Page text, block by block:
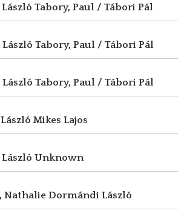
László Tabory, Paul / Tábori Pál
László Tabory, Paul / Tábori Pál
László Tabory, Paul / Tábori Pál
Mikes Lajos
László Unknown
Nathalie Dormándi László